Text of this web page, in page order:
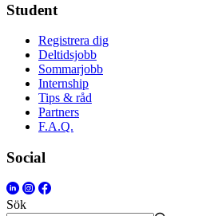
Student
Registrera dig
Deltidsjobb
Sommarjobb
Internship
Tips & råd
Partners
F.A.Q.
Social
Sök